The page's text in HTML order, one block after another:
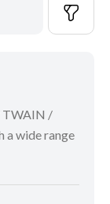
TWAIN /
a wide range